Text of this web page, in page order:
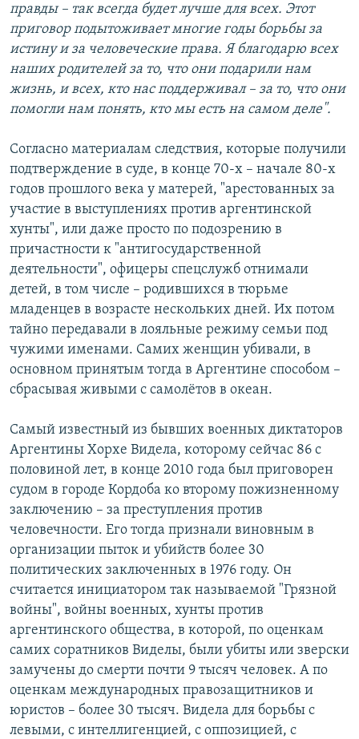
правды – так всегда будет лучше для всех. Этот
приговор подытоживает многие годы борьбы за
истину и за человеческие права. Я благодарю всех
наших родителей за то, что они подарили нам
жизнь, и всех, кто нас поддерживал – за то, что они
помогли нам понять, кто мы есть на самом деле".
Согласно материалам следствия, которые получили
подтверждение в суде, в конце 70-х – начале 80-х
годов прошлого века у матерей, "арестованных за
участие в выступлениях против аргентинской
хунты", или даже просто по подозрению в
причастности к "антигосударственной
деятельности", офицеры спецслужб отнимали
детей, в том числе – родившихся в тюрьме
младенцев в возрасте нескольких дней. Их потом
тайно передавали в лояльные режиму семьи под
чужими именами. Самих женщин убивали, в
основном принятым тогда в Аргентине способом –
сбрасывая живыми с самолётов в океан.
Самый известный из бывших военных диктаторов
Аргентины Хорхе Видела, которому сейчас 86 с
половиной лет, в конце 2010 года был приговорен
судом в городе Кордоба ко второму пожизненному
заключению – за преступления против
человечности. Его тогда признали виновным в
организации пыток и убийств более 30
политических заключенных в 1976 году. Он
считается инициатором так называемой "Грязной
войны", войны военных, хунты против
аргентинского общества, в которой, по оценкам
самих соратников Виделы, были убиты или зверски
замучены до смерти почти 9 тысяч человек. А по
оценкам международных правозащитников и
юристов – более 30 тысяч. Видела для борьбы с
левыми, с интеллигенцией, с оппозицией, с